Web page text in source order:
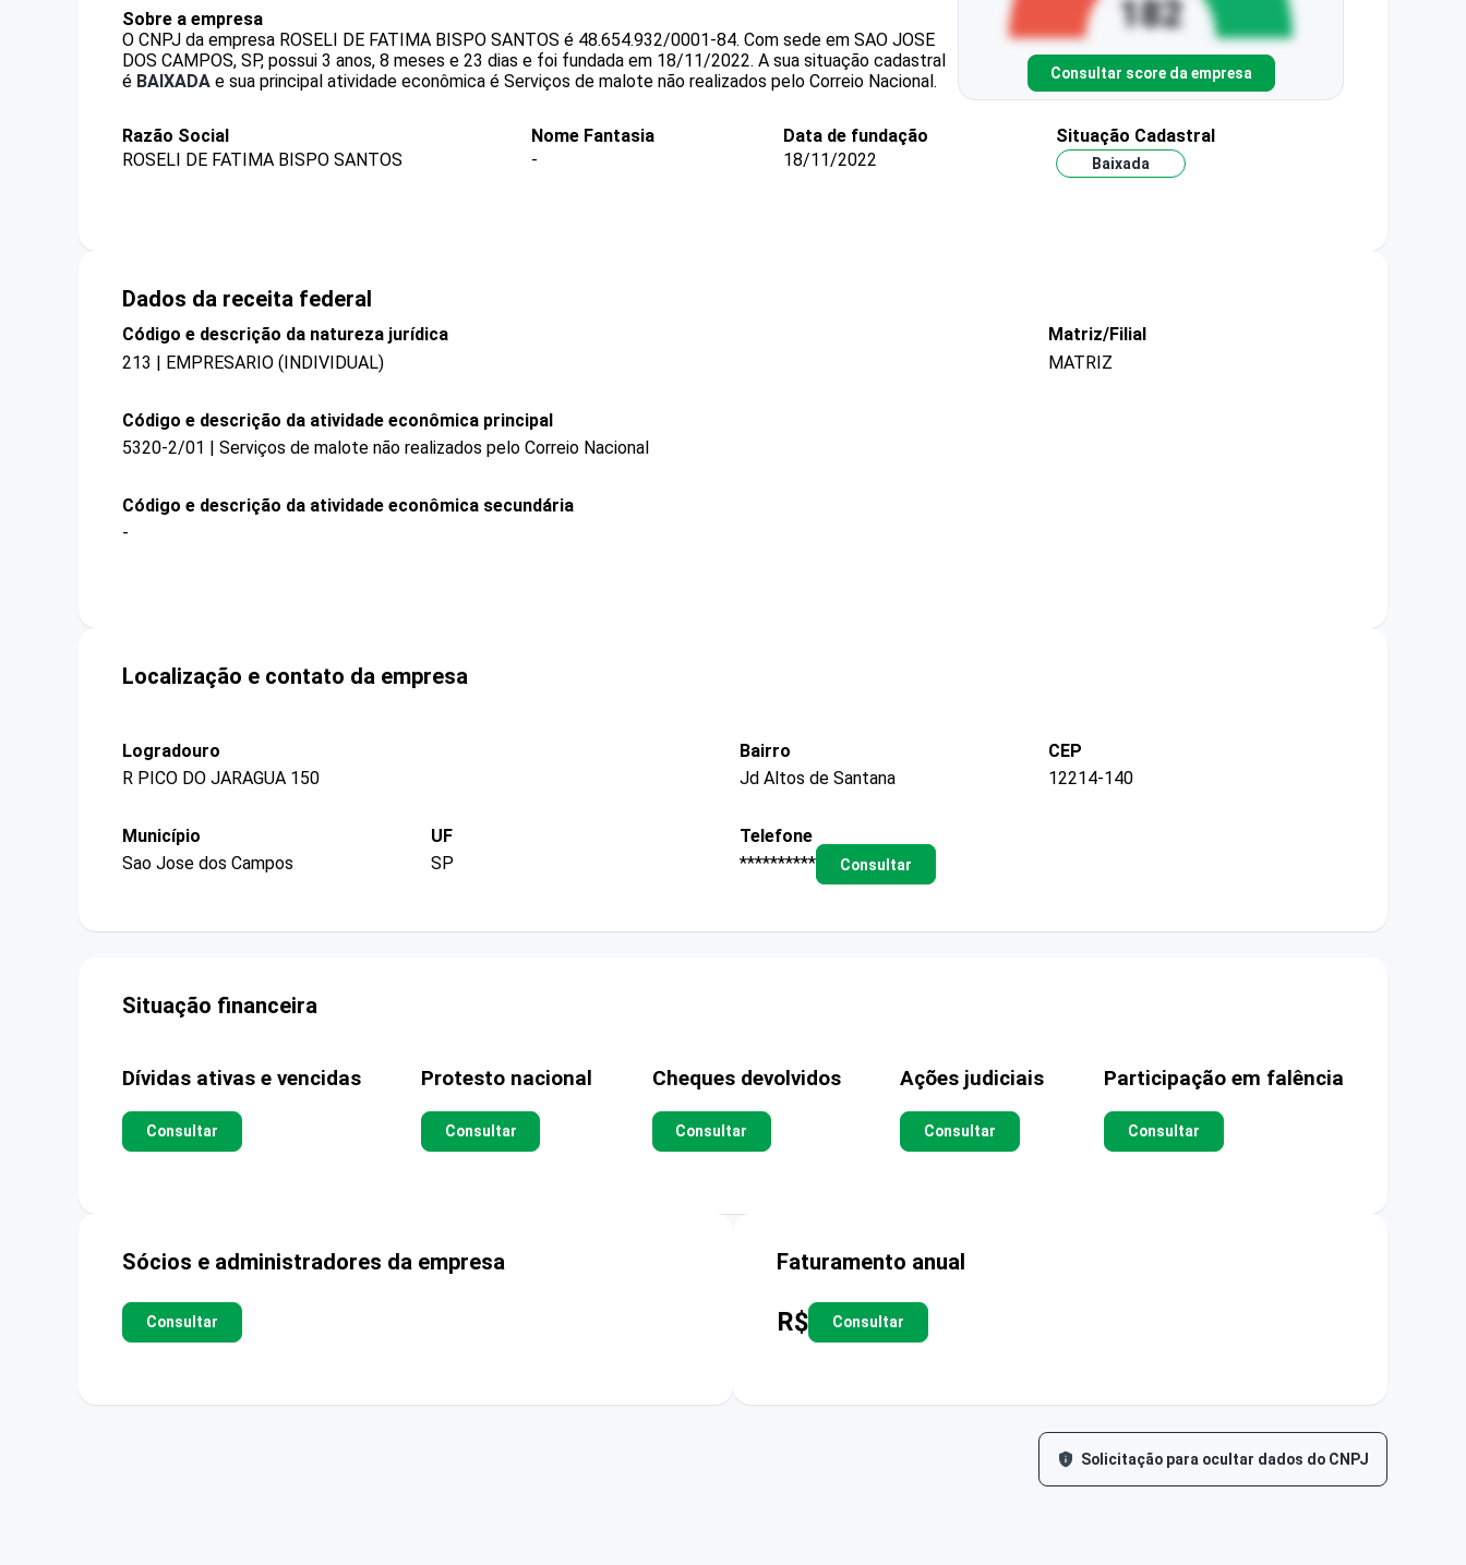
Sobre a empresa
O CNPJ da empresa ROSELI DE FATIMA BISPO SANTOS é 48.654.932/0001-84. Com sede em SAO JOSE
DOS CAMPOS, SP, possui 3 anos, 8 meses e 23 dias e foi fundada em 18/11/2022. A sua situação cadastral
é BAIXADA e sua principal atividade econômica é Serviços de malote não realizados pelo Correio Nacional. Consultar score da empresa
Razão Social
ROSELI DE FATIMA BISPO SANTOS
Nome Fantasia
-
Data de fundação
18/11/2022
Situação Cadastral
Baixada
Dados da receita federal
Código e descrição da natureza jurídica
213 | EMPRESARIO (INDIVIDUAL)
Matriz/Filial
MATRIZ
Código e descrição da atividade econômica principal
5320-2/01 | Serviços de malote não realizados pelo Correio Nacional
Código e descrição da atividade econômica secundária
-
Localização e contato da empresa
Logradouro
R PICO DO JARAGUA 150
Bairro
Jd Altos de Santana
CEP
12214-140
Município
Sao Jose dos Campos
UF
SP
Telefone
**********
Consultar
Situação financeira
Dívidas ativas e vencidas
Consultar
Protesto nacional
Consultar
Cheques devolvidos
Consultar
Ações judiciais
Consultar
Participação em falência
Consultar
Sócios e administradores da empresa
Consultar
Faturamento anual
R$ Consultar
Solicitação para ocultar dados do CNPJ